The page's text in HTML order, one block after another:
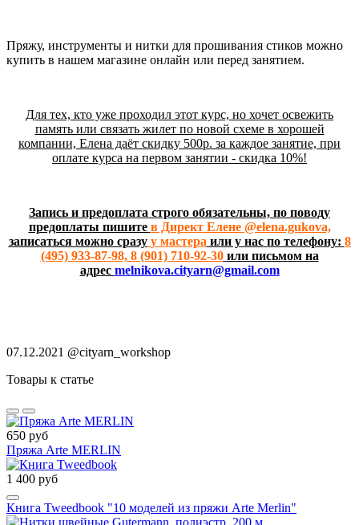
Пряжу, инструменты и нитки для прошивания стиков можно
купить в нашем магазине онлайн или перед занятием.
Для тех, кто уже проходил этот курс, но хочет освежить
память или связать жилет по новой схеме в хорошей
компании, Елена даёт скидку 500р. за каждое занятие, при
оплате курса на первом занятии - скидка 10%!
Запись и предоплата строго обязательны, по поводу
предоплаты пишите в Директ Елене @elena.gukova,
записаться можно сразу у мастера или у нас по телефону: 8
(495) 933-87-98, 8 (901) 710-92-30 или письмом на
адрес melnikova.cityarn@gmail.com
07.12.2021 @cityarn_workshop
Товары к статье
650 руб
Пряжа Arte MERLIN
1 400 руб
Книга Tweedbook "10 моделей из пряжи Arte Merlin"